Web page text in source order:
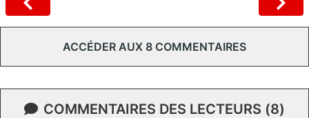
ACCÉDER AUX 8 COMMENTAIRES
COMMENTAIRES DES LECTEURS (8)